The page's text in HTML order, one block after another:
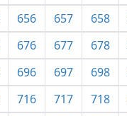
656 657 658
676 677 678
696 697 698
716 717 718